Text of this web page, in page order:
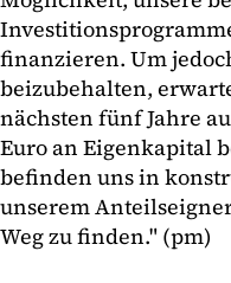
finanzieren. Um
beizubehalten,
nächsten fünf Jahre
Euro an Eigenkapital
befinden uns in
unserem
Weg zu finden." (pm)